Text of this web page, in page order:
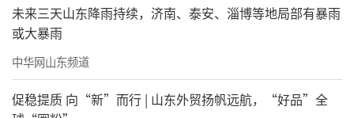
未来三天山东降雨持续，济南、泰安、淄博等地局部有暴雨
或大暴雨
中华网山东频道
促稳提质 向“新”而行 | 山东外贸扬帆远航，“好品”全